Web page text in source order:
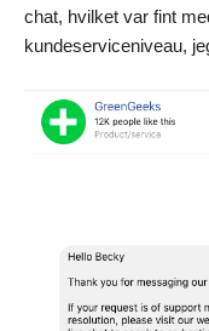
chat, hvilket var fint
kundeserviceniveau,